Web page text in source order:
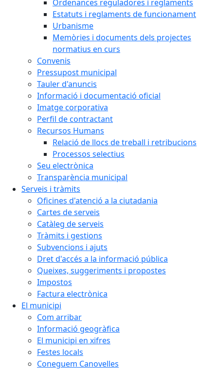
Ordenances reguladores i reglaments
Estatuts i reglaments de funcionament
Urbanisme
Memòries i documents dels projectes
normatius en curs
Convenis
Pressupost municipal
Tauler d'anuncis
Informació i documentació oficial
Imatge corporativa
Perfil de contractant
Recursos Humans
Relació de llocs de treball i retribucions
Processos selectius
Seu electrònica
Transparència municipal
Serveis i tràmits
Oficines d'atenció a la ciutadania
Cartes de serveis
Catàleg de serveis
Tràmits i gestions
Subvencions i ajuts
Dret d'accés a la informació pública
Queixes, suggeriments i propostes
Impostos
Factura electrònica
El municipi
Com arribar
Informació geogràfica
El municipi en xifres
Festes locals
Coneguem Canovelles